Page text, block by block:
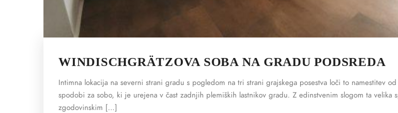
WINDISCHGRÄTZOVA SOBA NA GRADU PODSREDA
Intimna lokacija na severni strani gradu s pogledom na tri strani grajskega posestva loči to namestitev
spodobi za sobo, ki je urejena v čast zadnjih plemiških lastnikov gradu. Z edinstvenim slogom ta
zgodovinskim […]